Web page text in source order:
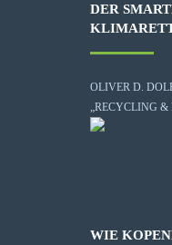
DER
OLIVER D.
„RECYCLING &
WIE